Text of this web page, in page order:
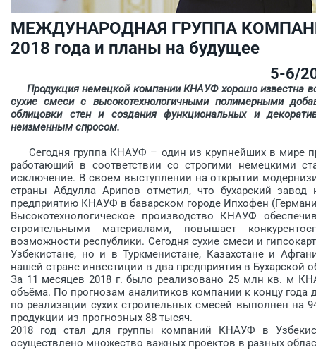
МЕЖДУНАРОДНАЯ ГРУППА
2018 года и планы на будущее
5-6/
Продукция немецкой компании КНАУФ хорошо известна
сухие смеси с высокотехнологичными полимерными
облицовки стен и создания функциональных и
неизменным спросом.
Сегодня группа КНАУФ – один из крупнейших в мире
работающий в соответствии со строгими немецкими
исключение. В своем выступлении на открытии
страны Абдулла Арипов отметил, что бухарский
предприятию КНАУФ в баварском городе Ипхофен
Высокотехнологическое производство КНАУФ
строительными материалами, повышает
возможности республики. Сегодня сухие смеси и
Узбекистане, но и в Туркменистане, Казахстане и
нашей стране инвестиции в два предприятия в
За 11 месяцев 2018 г. было реализовано 25 млн кв. м
объёма. По прогнозам аналитиков компании к концу
по реализации сухих строительных смесей выполнен на
продукции из прогнозных 88 тысяч.
2018 год стал для группы компаний КНАУФ в
осуществлено множество важных проектов в разных